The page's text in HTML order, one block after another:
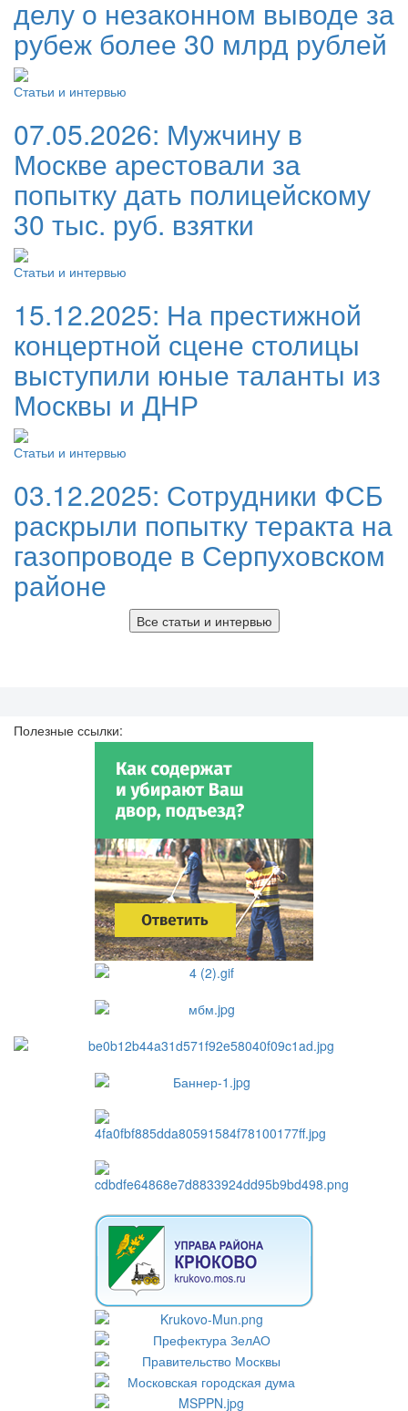
делу о незаконном выводе за
рубеж более 30 млрд рублей
Статьи и интервью
07.05.2026: Мужчину в
Москве арестовали за
попытку дать полицейскому
30 тыс. руб. взятки
Статьи и интервью
15.12.2025: На престижной
концертной сцене столицы
выступили юные таланты из
Москвы и ДНР
Статьи и интервью
03.12.2025: Сотрудники ФСБ
раскрыли попытку теракта на
газопроводе в Серпуховском
районе
Все статьи и интервью
Полезные ссылки: